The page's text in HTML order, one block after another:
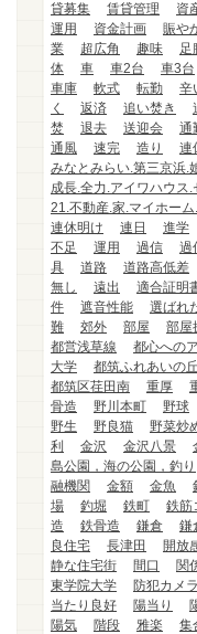
貸募集
賃貸管理 資
運用
資金計画 賑や
業
超広角 趣味 足
体
車 車2台 車3台
車庫
軟式 転勤 辛
く
返済 追い焚き
焚
退去 送迎会 通
通風
速完 造り
連
みなとみらい.第三京浜.
成長.全力.アイワハウス.
21.不動産.家.マイホー
連休明け
連日 進学
不足
運用 過信 過
具
道路 道路高低差
無し
遠出 適合証明
件
遮音性能 選ばれ
難
郊外 部屋 部屋
都営浅草線
都心への
大学
都筑ふれあいの丘
都筑区荏田南
重厚
骨造
野川本町 野球
野生
野良猫 野菜炒
利
金沢 金沢八景
島公園，海の公園，釣り
融機関
金額 金魚
場
釣堀 鉄町
鉄筋
造
鉄骨造 鎌倉 鎌
良住宅
長津田 開放
静な住宅街
間口 関
東学院大学
防犯カメラ
当たり良好
陽当り
陽気
階段 雅楽 集